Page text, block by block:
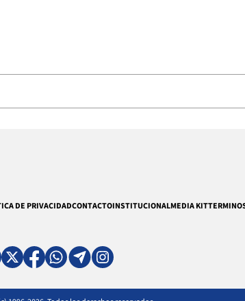
DE PRIVACIDADCONTACTOINSTITUCIONALMEDIA KIT